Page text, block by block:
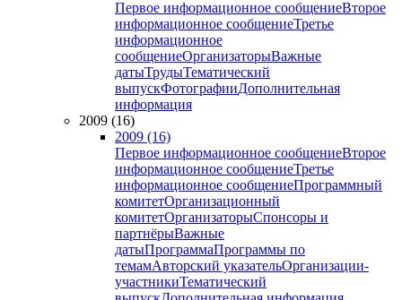
Первое информационное сообщениеВторое
информационное сообщениеТретье
информационное
сообщениеОрганизаторыВажные
датыТрудыТематический
выпускФотографииДополнительная
информация
2009 (16)
2009 (16)
Первое информационное сообщениеВторое
информационное сообщениеТретье
информационное сообщениеПрограммный
комитетОрганизационный
комитетОрганизаторыСпонсоры и
партнёрыВажные
датыПрограммаПрограммы по
темамАвторский указательОрганизации-
участникиТематический